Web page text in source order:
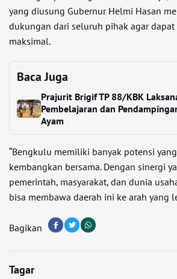
yang diusung Gubernur Helmi Hasan
dukungan dari seluruh pihak agar
maksimal.
Baca Juga
Prajurit Brigif TP 88/KBK
Pembelajaran dan
Ayam
“Bengkulu memiliki banyak potensi
kembangkan bersama. Dengan sinergi
pemerintah, masyarakat, dan dunia
bisa membawa daerah ini ke arah yang
Bagikan
Tagar